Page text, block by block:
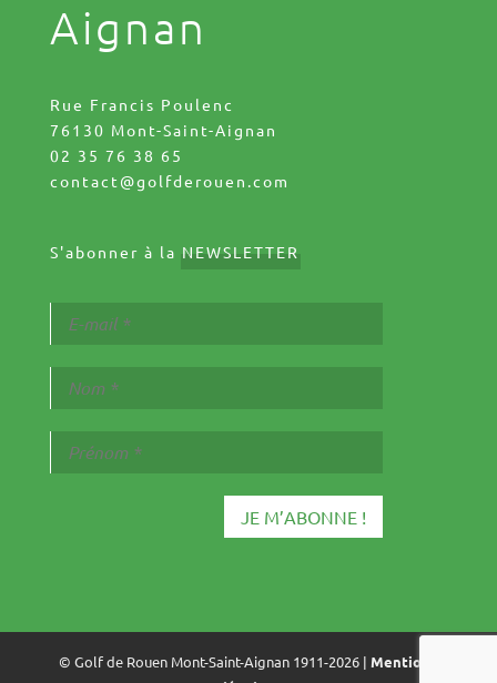
Aignan
Rue Francis Poulenc
76130 Mont-Saint-Aignan
02 35 76 38 65
contact@golfderouen.com
S'abonner à la NEWSLETTER
© Golf de Rouen Mont-Saint-Aignan 1911-2026 |Mentions